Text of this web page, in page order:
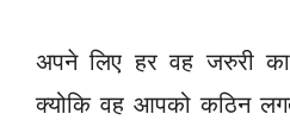
अपने लिए हर वह जरुरी
क्योकि वह आपको कठिन